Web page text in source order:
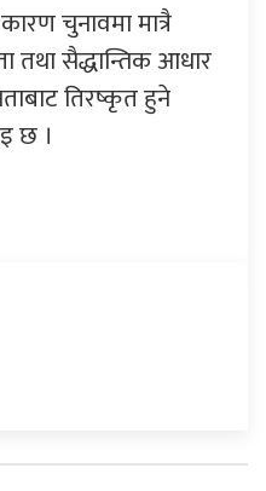
चुनावमा मात्रै
तथा सैद्धान्तिक आधार
तिरष्कृत हुने
छ ।